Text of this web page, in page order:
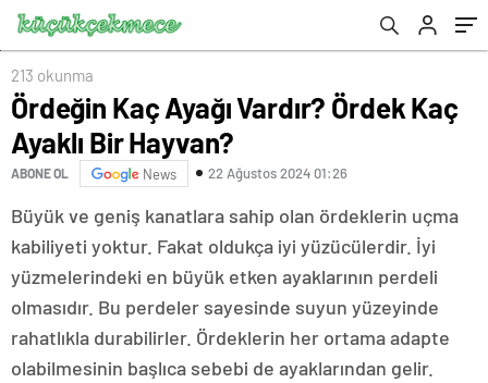
213 okunma
Ördeğin Kaç Ayağı Vardır? Ördek Kaç
Ayaklı Bir Hayvan?
ABONE OL News 22 Ağustos 2024 01:26
Büyük ve geniş kanatlara sahip olan ördeklerin uçma
kabiliyeti yoktur. Fakat oldukça iyi yüzücülerdir. İyi
yüzmelerindeki en büyük etken ayaklarının perdeli
olmasıdır. Bu perdeler sayesinde suyun yüzeyinde
rahatlıkla durabilirler. Ördeklerin her ortama adapte
olabilmesinin başlıca sebebi de ayaklarından gelir.